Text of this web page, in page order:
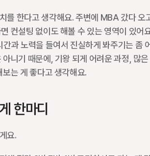
를 한다고 생각해요. 주변에 MBA 갔다 오
컨설팅 없이도 해볼 수 있는 영역이 있어
과 노력을 들여서 진실하게 봐주기는 좀
니기 때문에, 기왕 되게 어려운 과정, 많
는 게 좋다고 생각해요.
한마디
요.